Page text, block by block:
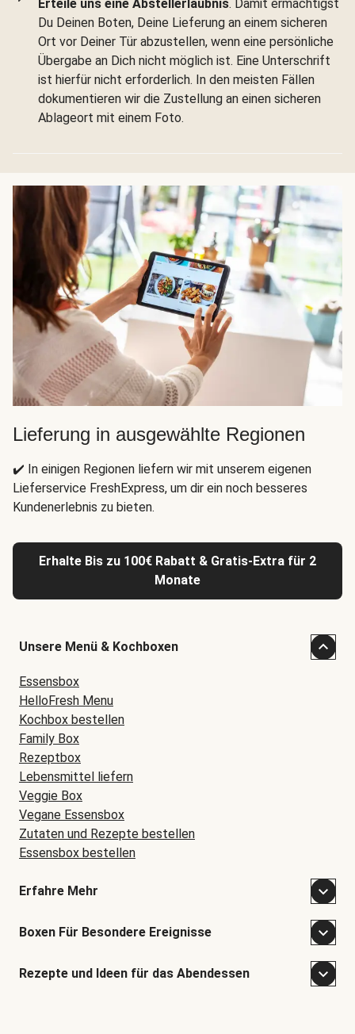
Erteile uns eine Abstellerlaubnis. Damit ermächtigst
Du Deinen Boten, Deine Lieferung an einem sicheren
Ort vor Deiner Tür abzustellen, wenn eine persönliche
Übergabe an Dich nicht möglich ist. Eine Unterschrift
ist hierfür nicht erforderlich. In den meisten Fällen
dokumentieren wir die Zustellung an einen sicheren
Ablageort mit einem Foto.
Lieferung in ausgewählte Regionen
✔️ In einigen Regionen liefern wir mit unserem eigenen
Lieferservice FreshExpress, um dir ein noch besseres
Kundenerlebnis zu bieten.
Erhalte Bis zu 100€ Rabatt & Gratis-Extra für 2
Monate
Unsere Menü & Kochboxen
Essensbox
HelloFresh Menu
Kochbox bestellen
Family Box
Rezeptbox
Lebensmittel liefern
Veggie Box
Vegane Essensbox
Zutaten und Rezepte bestellen
Essensbox bestellen
Erfahre Mehr
Boxen Für Besondere Ereignisse
Rezepte und Ideen für das Abendessen